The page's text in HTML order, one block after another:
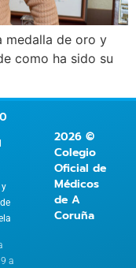
medalla de oro y
como ha sido su
a
2026 ©
Colegio
Oficial de
Médicos
de A
Coruña